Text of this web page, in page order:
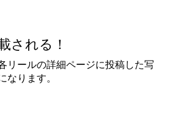
される！
リールの詳細ページに投稿した写
なります。